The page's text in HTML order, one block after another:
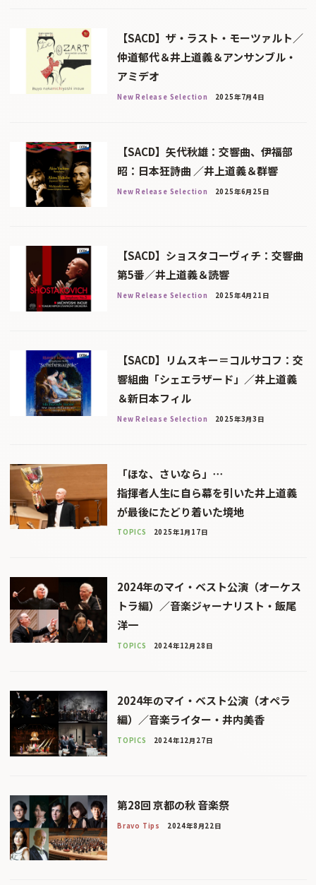
【SACD】ザ・ラスト・モーツァルト／
仲道郁代＆井上道義＆アンサンブル・
アミデオ
New Release Selection 2025年7月4日
【SACD】矢代秋雄：交響曲、伊福部
昭：日本狂詩曲 ／井上道義＆群響
New Release Selection 2025年6月25日
【SACD】ショスタコーヴィチ：交響曲
第5番／井上道義＆読響
New Release Selection 2025年4月21日
【SACD】リムスキー＝コルサコフ：交
響組曲「シェエラザード」／井上道義
＆新日本フィル
New Release Selection 2025年3月3日
「ほな、さいなら」⋯
指揮者人生に自ら幕を引いた井上道義
が最後にたどり着いた境地
TOPICS 2025年1月17日
2024年のマイ・ベスト公演（オーケス
トラ編）／音楽ジャーナリスト・飯尾
洋一
TOPICS 2024年12月28日
2024年のマイ・ベスト公演（オペラ
編）／音楽ライター・井内美香
TOPICS 2024年12月27日
第28回 京都の秋 音楽祭
Bravo Tips 2024年8月22日